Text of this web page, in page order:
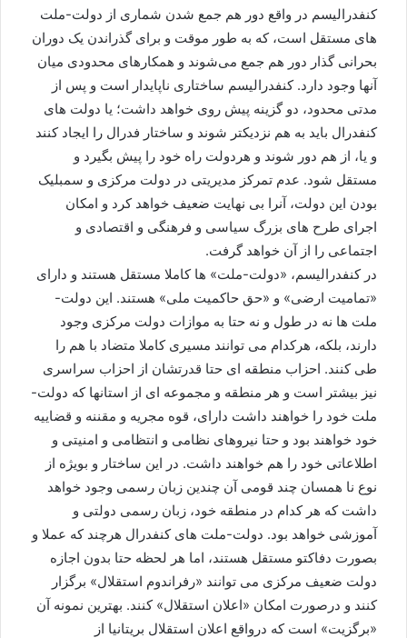
کنفدرالیسم در واقع دور هم جمع شدن شماری از دولت-ملت
های مستقل است، که به طور موقت و برای گذراندن یک دوران
بحرانی گذار دور هم جمع می‌شوند و همکارهای محدودی میان
آنها وجود دارد. کنفدرالیسم ساختاری ناپایدار است و پس از
مدتی محدود، دو گزینه پیش روی خواهد داشت؛ یا دولت های
کنفدرال باید به هم نزدیکتر شوند و ساختار فدرال را ایجاد کنند
و یا، از هم دور شوند و هردولت راه خود را پیش بگیرد و
مستقل شود. عدم تمرکز مدیریتی در دولت مرکزی و سمبلیک
بودن این دولت، آنرا بی نهایت ضعیف خواهد کرد و امکان
اجرای طرح های بزرگ سیاسی و فرهنگی و اقتصادی و
اجتماعی را از آن خواهد گرفت.
در کنفدرالیسم، «دولت-ملت» ها کاملا مستقل هستند و دارای
«تمامیت ارضی» و «حق حاکمیت ملی» هستند. این دولت-
ملت ها نه در طول و نه حتا به موازات دولت مرکزی وجود
دارند، بلکه، هرکدام می توانند مسیری کاملا متضاد با هم را
طی کنند. احزاب منطقه ای حتا قدرتشان از احزاب سراسری
نیز بیشتر است و هر منطقه و مجموعه ای از استانها که دولت-
ملت خود را خواهند داشت دارای، قوه مجریه و مقننه و قضاییه
خود خواهند بود و حتا نیروهای نظامی و انتظامی و امنیتی و
اطلاعاتی خود را هم خواهند داشت. در این ساختار و بویژه از
نوع نا همسان چند قومی آن چندین زبان رسمی وجود خواهد
داشت که هر کدام در منطقه خود، زبان رسمی دولتی و
آموزشی خواهد بود. دولت-ملت های کنفدرال هرچند که عملا و
بصورت دفاکتو مستقل هستند، اما هر لحظه حتا بدون اجازه
دولت ضعیف مرکزی می توانند «رفراندوم استقلال» برگزار
کنند و درصورت امکان «اعلان استقلال» کنند. بهترین نمونه آن
«برگزیت» است که درواقع اعلان استقلال بریتانیا از